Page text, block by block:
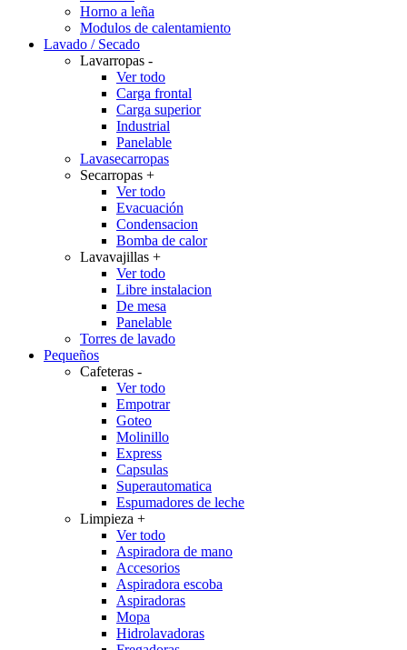
Horno a leña
Modulos de calentamiento
Lavado / Secado
Lavarropas -
Ver todo
Carga frontal
Carga superior
Industrial
Panelable
Lavasecarropas
Secarropas +
Ver todo
Evacuación
Condensacion
Bomba de calor
Lavavajillas +
Ver todo
Libre instalacion
De mesa
Panelable
Torres de lavado
Pequeños
Cafeteras -
Ver todo
Empotrar
Goteo
Molinillo
Express
Capsulas
Superautomatica
Espumadores de leche
Limpieza +
Ver todo
Aspiradora de mano
Accesorios
Aspiradora escoba
Aspiradoras
Mopa
Hidrolavadoras